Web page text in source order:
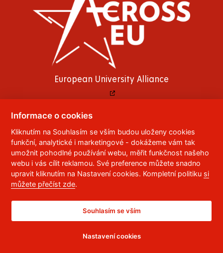
European University Alliance
© 2023 Univerzita Pardubice,Studentská 95
532 10 Pardubice 2
Telefon: 466 036 111, 466 036 112, 466 036 113
Správce webu ,RSS
Prohlášení o přístupnosti
CC BY-NC-ND 4.0 CZ
Informace o cookies
Kliknutím na Souhlasím se vším budou uloženy cookies
funkční, analytické i marketingové - dokážeme vám tak
umožnit pohodlné používání webu, měřit funkčnost našeho
webu i vás cílit reklamou. Své preference můžete snadno
upravit kliknutím na Nastavení cookies. Kompletní politiku si
můžete přečíst zde.
Souhlasím se vším
Nastavení cookies